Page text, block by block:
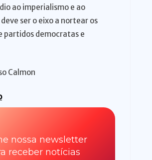
ao imperialismo e ao
ser o eixo a nortear os
partidos democratas e
Calmon
nossa newsletter
receber notícias